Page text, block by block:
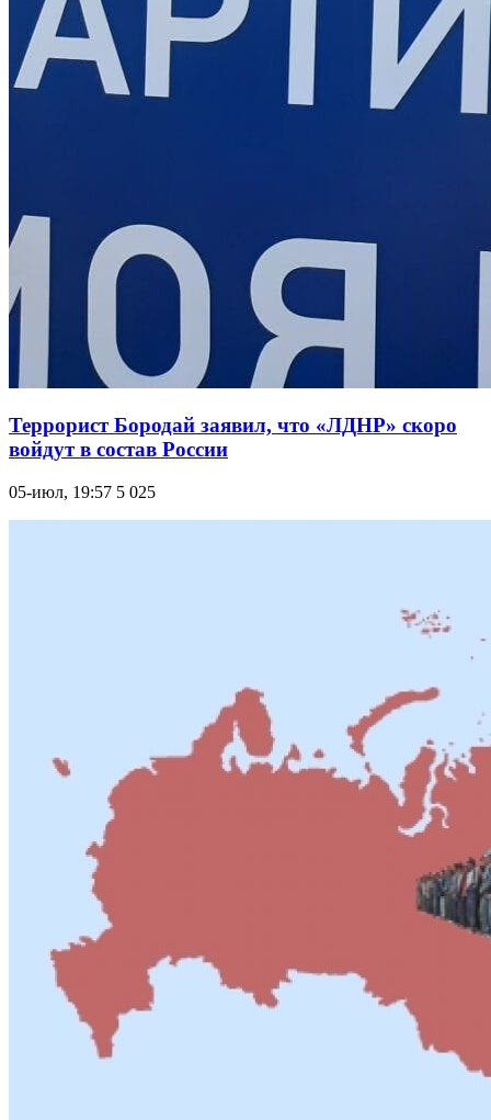
Террорист Бородай заявил, что «ЛДНР» скоро
войдут в состав России
05-июл, 19:57 5 025